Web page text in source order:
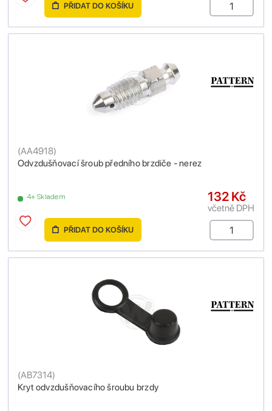
PŘIDAT DO KOŠÍKU
Odvzdušňovací šroub předního brzdiče - nerez
(AA4918)
4+ Skladem 132 Kč
včetně DPH
PŘIDAT DO KOŠÍKU
Kryt odvzdušňovacího šroubu brzdy
(AB7314)